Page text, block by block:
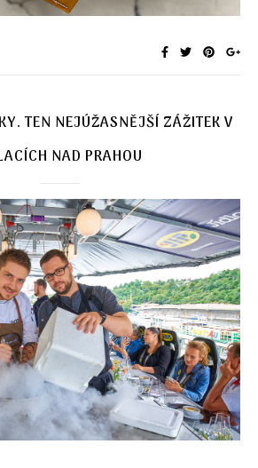
TEN NEJÚŽASNĚJŠÍ ZÁŽITEK V
NAD PRAHOU